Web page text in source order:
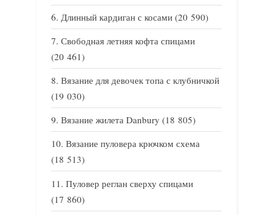
Длинный кардиган с косами (20 590)
Свободная летняя кофта спицами
(20 461)
Вязание для девочек топа с клубничкой
(19 030)
Вязание жилета Danbury (18 805)
Вязание пуловера крючком схема
(18 513)
Пуловер реглан сверху спицами
(17 860)